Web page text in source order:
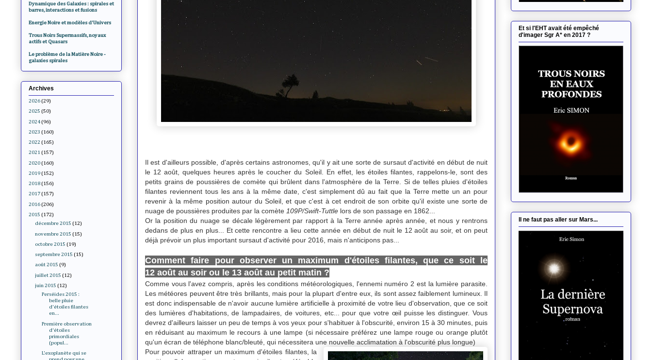
Il est d'ailleurs possible, d'après certains astronomes, qu'il y ait une sorte de sursaut d'activité en début de nuit
le 12 août, quelques heures après le coucher du Soleil. En effet, les étoiles filantes, rappelons-le, sont des
petits grains de poussières de comète qui brûlent dans l'atmosphère de la Terre. Si de telles pluies d'étoiles
filantes reviennent tous les ans à la même date, c'est simplement dû au fait que la Terre mette un an pour
revenir à la même position autour du Soleil, et que c'est à cet endroit de son orbite qu'il existe une sorte de
nuage de poussières produites par la comète 109P/Swift-Tuttle lors de son passage en 1862...
Or la position du nuage se décale légèrement par rapport à la Terre année après année, et nous y rentrons
dedans de plus en plus... Et cette rencontre a lieu cette année en début de nuit le 12 août au soir, et on peut
déjà prévoir un plus important sursaut d'activité pour 2016, mais n'anticipons pas...
Comment faire pour observer un maximum d'étoiles filantes, que ce soit le
12 août au soir ou le 13 août au petit matin ?
Comme vous l'avez compris, après les conditions météorologiques, l'ennemi numéro 2 est la lumière parasite.
Les météores peuvent être très brillants, mais pour la plupart d'entre eux, ils sont assez faiblement lumineux. Il
est donc indispensable de n'avoir aucune lumière artificielle à proximité de votre lieu d'observation, que ce soit
des lumières d'habitations, de lampadaires, de voitures, etc... pour que votre œil puisse les distinguer. Vous
devrez d'ailleurs laisser un peu de temps à vos yeux pour s'habituer à l'obscurité, environ 15 à 30 minutes, puis
en réduisant au maximum le recours à une lampe (si nécessaire préférez une lampe rouge ou orange plutôt
qu'un écran de téléphone blanc/bleuté, qui nécessitera une nouvelle acclimatation à l'obscurité plus longue)
Pour pouvoir attraper un maximum d'étoiles filantes, la
Dynamique des Galaxies : spirales et
barres, interactions et fusions
Energie Noire et modèles d'Univers
Trous Noirs Supermassifs, noyaux
actifs et Quasars
Le problème de la Matière Noire -
galaxies spirales
Archives
2026 (29)
2025 (50)
2024 (96)
2023 (160)
2022 (165)
2021 (157)
2020 (160)
2019 (152)
2018 (156)
2017 (157)
2016 (206)
2015 (172)
décembre 2015 (12)
novembre 2015 (15)
octobre 2015 (19)
septembre 2015 (15)
août 2015 (9)
juillet 2015 (12)
juin 2015 (12)
Perséides 2015 :
belle pluie
d'étoiles filantes
en...
Première observation
d'étoiles
primordiales
(popul...
L'exoplanète qui se
Et si l'EHT avait été empêché
d'imager Sgr A* en 2017 ?
Il ne faut pas aller sur Mars...